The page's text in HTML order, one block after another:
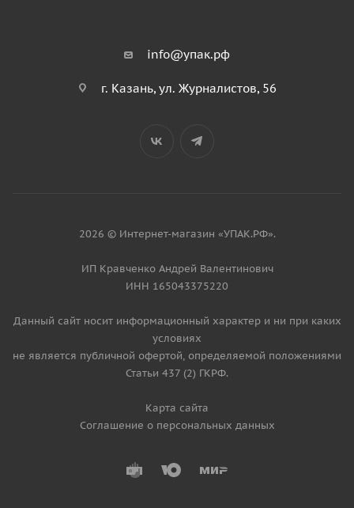
info@упак.рф
г. Казань, ул. Журналистов, 56
2026 © Интернет-магазин «УПАК.РФ».
ИП Кравченко Андрей Валентинович
ИНН 165043375220
Данный сайт носит информационный характер и ни при каких
условиях
не является публичной офертой, определяемой положениями
Статьи 437 (2) ГКРФ.
Карта сайта
Соглашение о персональных данных